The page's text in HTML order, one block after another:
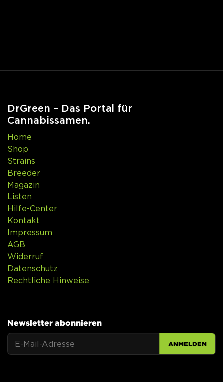
DrGreen – Das Portal für
Cannabissamen.
Home
Shop
Strains
Breeder
Magazin
Listen
Hilfe-Center
Kontakt
Impressum
AGB
Widerruf
Datenschutz
Rechtliche Hinweise
Newsletter abonnieren
ANMELDEN